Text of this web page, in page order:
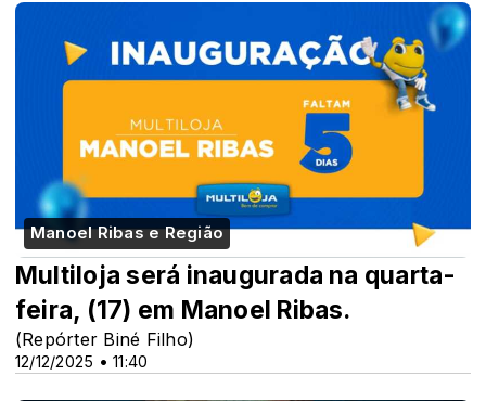
Manoel Ribas e Região
12/12/2025 • 11:40
Multiloja será inaugurada na quarta-
feira, (17) em Manoel Ribas.
(Repórter Biné Filho)